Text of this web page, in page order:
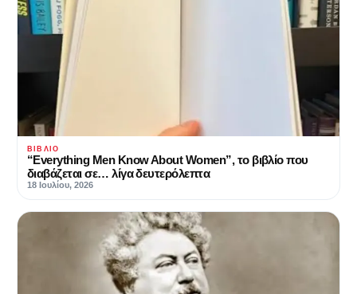
ΒΙΒΛΊΟ
“Everything Men Know About Women”, το βιβλίο που
διαβάζεται σε… λίγα δευτερόλεπτα
18 Ιουλίου, 2026